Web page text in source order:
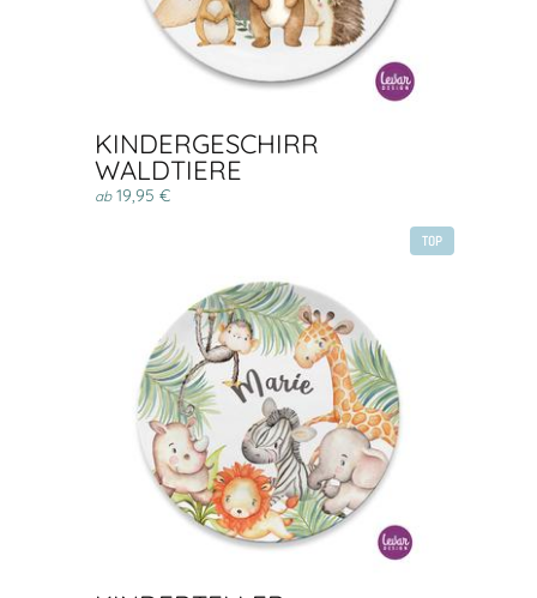
KINDERGESCHIRR
WALDTIERE
ab19,95 €
TOP